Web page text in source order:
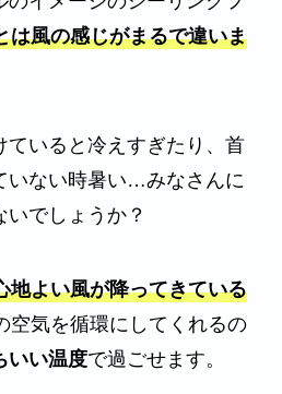
は風の感じがまるで違いま
ていると冷えすぎたり、首
いない時暑い…みなさんに
いでしょうか？
地よい風が降ってきている
空気を循環にしてくれるの
いい温度で過ごせます。